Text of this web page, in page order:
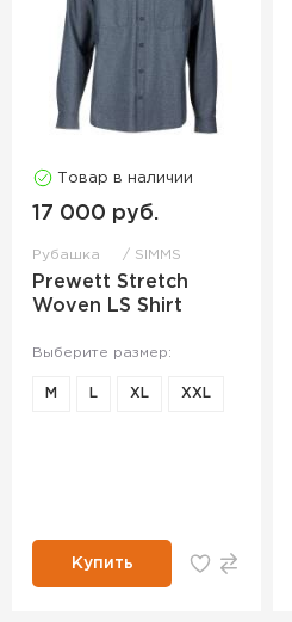
Товар в наличии
17 000 руб.
Рубашка SIMMS
Prewett Stretch
Woven LS Shirt
Выберите размер:
M L XL XXL
Купить